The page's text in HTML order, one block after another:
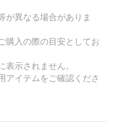
が異なる場合がありま
購入の際の目安としてお
示されません。
アイテムをご確認くださ